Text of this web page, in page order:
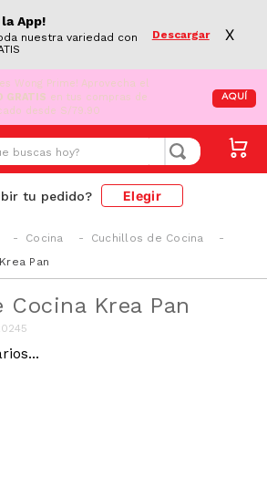
la App!
nuestra variedad con
Descargar X
Wong Prime! Aprovecha el
GRATIS en tus compras de
desde S/79.90
AQUÍ
hoy?
tu pedido? Elegir
Cocina
Cuchillos de Cocina
Pan
Krea Pan